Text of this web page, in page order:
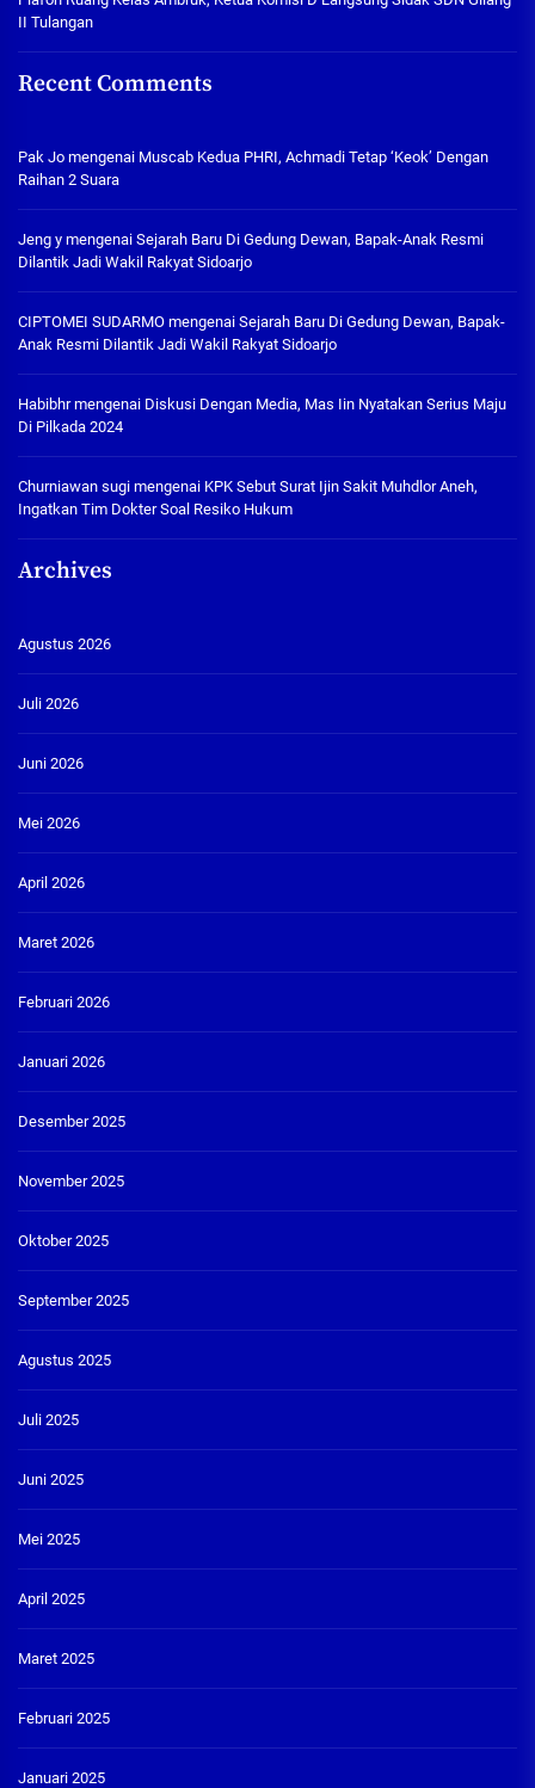
II Tulangan
Recent Comments
Pak Jo mengenai Muscab Kedua PHRI, Achmadi Tetap ‘Keok’ Dengan
Raihan 2 Suara
Jeng y mengenai Sejarah Baru Di Gedung Dewan, Bapak-Anak Resmi
Dilantik Jadi Wakil Rakyat Sidoarjo
CIPTOMEI SUDARMO mengenai Sejarah Baru Di Gedung Dewan, Bapak-
Anak Resmi Dilantik Jadi Wakil Rakyat Sidoarjo
Habibhrmengenai Diskusi Dengan Media, Mas Iin Nyatakan Serius Maju
Di Pilkada 2024
Churniawan sugi mengenai KPK Sebut Surat Ijin Sakit Muhdlor Aneh,
Ingatkan Tim Dokter Soal Resiko Hukum
Archives
Agustus 2026
Juli 2026
Juni 2026
Mei 2026
April 2026
Maret 2026
Februari 2026
Januari 2026
Desember 2025
November 2025
Oktober 2025
September 2025
Agustus 2025
Juli 2025
Juni 2025
Mei 2025
April 2025
Maret 2025
Februari 2025
Januari 2025